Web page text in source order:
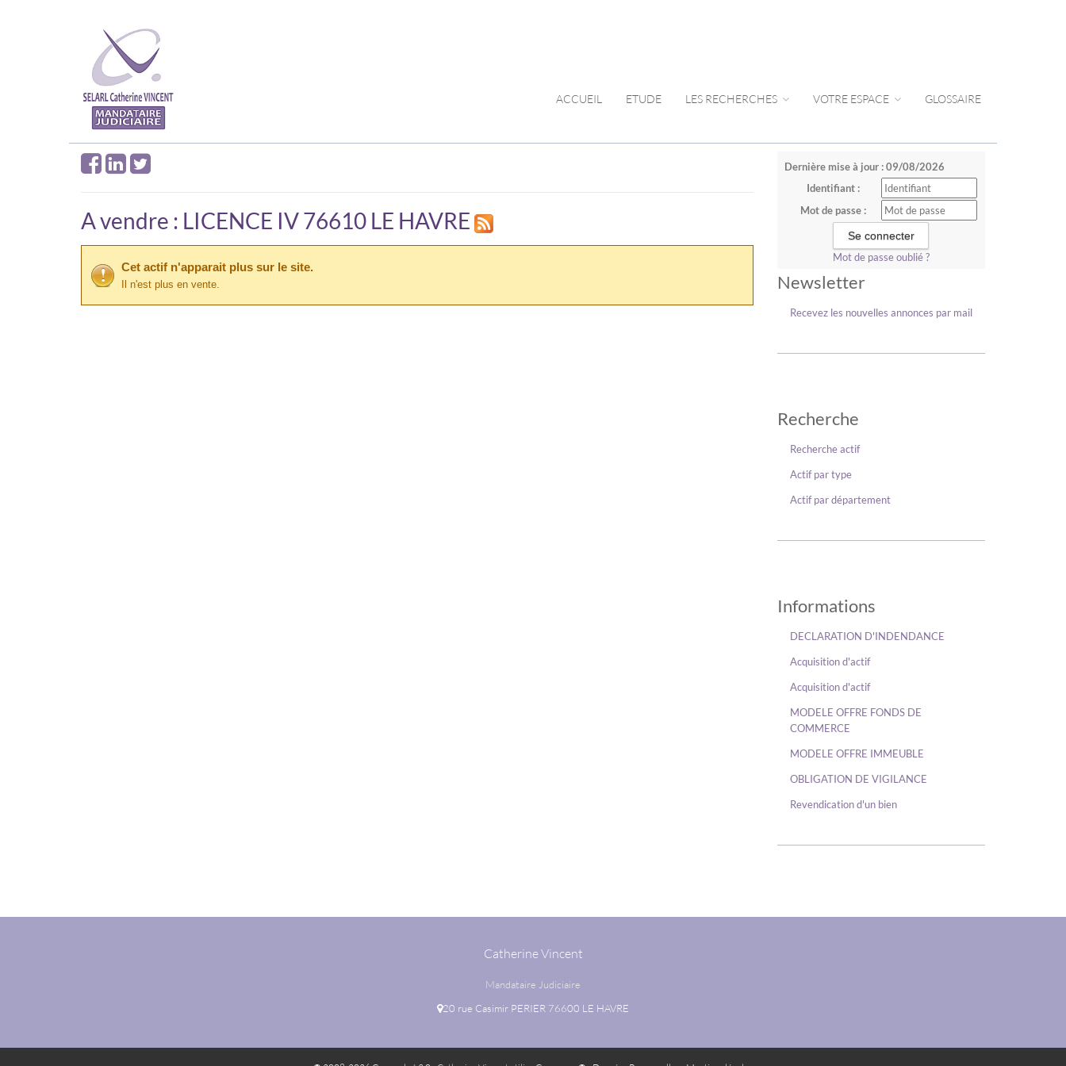
ACCUEIL ETUDE LES RECHERCHES VOTRE ESPACE GLOSSAIRE
Dernière mise à jour : 09/08/2026
Identifiant :
Mot de passe :
Mot de passe oublié ?
Newsletter
Recevez les nouvelles annonces par mail
Recherche
Recherche actif
Actif par type
Actif par département
Informations
DECLARATION D'INDENDANCE
Acquisition d'actif
Acquisition d'actif
MODELE OFFRE FONDS DE
COMMERCE
MODELE OFFRE IMMEUBLE
OBLIGATION DE VIGILANCE
Revendication d'un bien
A vendre : LICENCE IV 76610 LE HAVRE
Cet actif n'apparait plus sur le site.
Il n'est plus en vente.
Catherine Vincent
Mandataire Judiciaire
20 rue Casimir PERIER 76600 LE HAVRE